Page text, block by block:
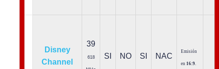
Disney
Channel
39
618 SI NO SI NAC
Emisión
en 16:9